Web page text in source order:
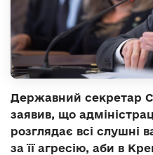
Державний секретар
заявив, що
розглядає всі слушні
за її агресію, аби в